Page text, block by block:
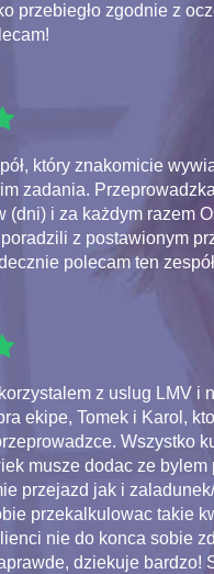
przebiegło zgodnie z
który znakomicie
zadania.
(dni) i za każdym razem
z postawionym
polecam ten
z uslug LMV i
ekipe, Tomek i Karol,
Wszystko
musze dodac ze bylem
przejazd jak i
przekalkulowac takie
nie do konca sobie
dziekuje bardzo!